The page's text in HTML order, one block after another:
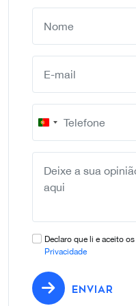
Portugal
+351
Declaro que li e aceito os
Privacidade
ENVIAR